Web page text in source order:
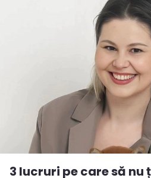
3 lucruri pe care să nu